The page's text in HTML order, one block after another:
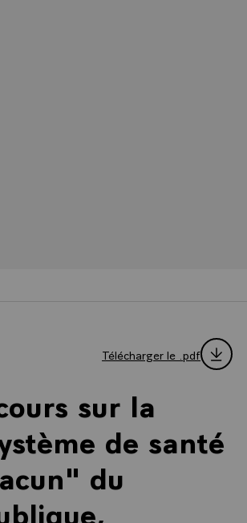
Télécharger le .pdf
sur la
de santé
du